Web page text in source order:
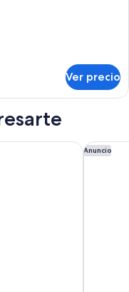
Ver precio
Anuncio
Crowne